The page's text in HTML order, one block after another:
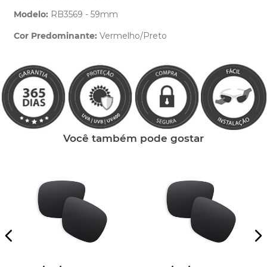
Modelo: RB3569 - 59mm
Cor Predominante: Vermelho/Preto
Você também pode gostar